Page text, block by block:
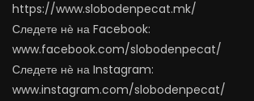
https://www.slobodenpecat.mk/
Следете нѐ на Facebook:
www.facebook.com/slobodenpecat/
Следете нѐ на Instagram:
www.instagram.com/slobodenpecat/